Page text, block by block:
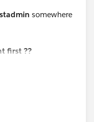
somewhere
first ??